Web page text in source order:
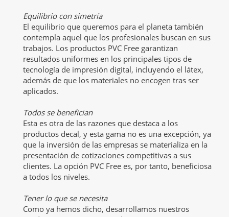
Equilibrio con simetría
El equilibrio que queremos para el planeta también
contempla aquel que los profesionales buscan en sus
trabajos. Los productos PVC Free garantizan
resultados uniformes en los principales tipos de
tecnología de impresión digital, incluyendo el látex,
además de que los materiales no encogen tras ser
aplicados.
Todos se benefician
Esta es otra de las razones que destaca a los
productos decal, y esta gama no es una excepción, ya
que la inversión de las empresas se materializa en la
presentación de cotizaciones competitivas a sus
clientes. La opción PVC Free es, por tanto, beneficiosa
a todos los niveles.
Tener lo que se necesita
Como ya hemos dicho, desarrollamos nuestros